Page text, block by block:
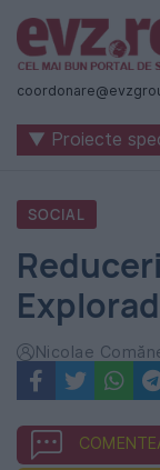
Știri
naționale
internaționale
România
-
Evenimentul
Zilei
▼ Proiecte
SOCIAL
Nicolae